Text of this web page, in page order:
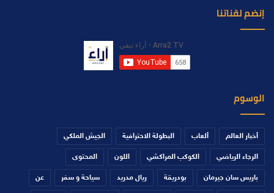
إنضم لقناتنا
الوسوم
أخبار العالم ألعاب البطولة الاحترافية الجيش الملكي
الرجاء الرياضي الكوكب المراكشي اللون المحتوى
باريس سان جيرمان بودريقة ريال مدريد سياحة و سفر عن